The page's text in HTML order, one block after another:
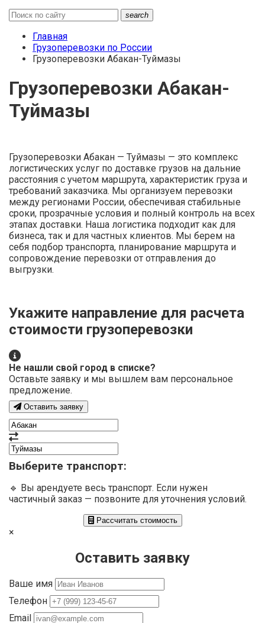
search
Главная
Грузоперевозки по России
Грузоперевозки Абакан-Туймазы
Грузоперевозки Абакан-
Туймазы
Грузоперевозки Абакан — Туймазы — это комплекс
логистических услуг по доставке грузов на дальние
расстояния с учетом маршрута, характеристик груза и
требований заказчика. Мы организуем перевозки
между регионами России, обеспечивая стабильные
сроки, прозрачные условия и полный контроль на всех
этапах доставки. Наша логистика подходит как для
бизнеса, так и для частных клиентов. Мы берем на
себя подбор транспорта, планирование маршрута и
сопровождение перевозки от отправления до
выгрузки.
Укажите направление для расчета
стоимости грузоперевозки
Не нашли свой город в списке?
Оставьте заявку и мы вышлем вам персональное
предложение.
Оставить заявку
Выберите транспорт:
🔹 Вы арендуете весь транспорт. Если нужен
частичный заказ — позвоните для уточнения условий.
Рассчитать стоимость
×
Оставить заявку
Ваше имя
Телефон
Email